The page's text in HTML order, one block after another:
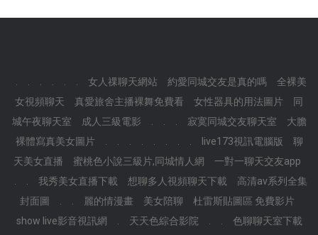
女人祼聊天網站 約愛同城交友是真的嗎
全裸美
女視頻聊天
真愛旅舍主播裸舞免費看 女性器具的用法圖片
同
城午夜聊天室
成人三級電影 寂寞同城交友聊天室
大膽
裸體寫真美女圖片
live173視訊電腦版
聊
天美女直播
蜜桃色小說三級片,同城情人網
一對一聊天交友app
我秀美女直播下載 想聊多人視頻聊天下載
高清av系列全集
封面圖
麗的情漫畫 美女陪聊
杜雷斯貼圖區 免費影片
show live影音視訊網
天天色綜合影院 色聊聊天室下載